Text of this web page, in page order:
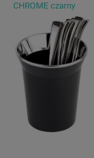
CHROME czarny